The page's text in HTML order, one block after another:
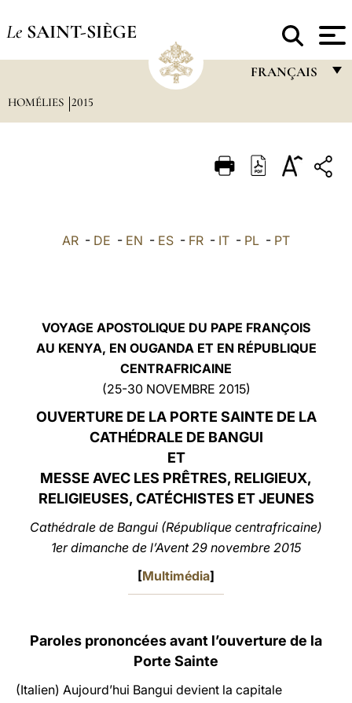
Le SAINT-SIÈGE
FRANÇAIS
ITALIANO
中文
HOMÉLIES 2015
AR - DE - EN - ES - FR - IT - PL - PT
VOYAGE APOSTOLIQUE DU PAPE FRANÇOIS
AU KENYA, EN OUGANDA ET EN RÉPUBLIQUE
CENTRAFRICAINE
(25-30 NOVEMBRE 2015)
OUVERTURE DE LA PORTE SAINTE DE LA
CATHÉDRALE DE BANGUI
ET
MESSE AVEC LES PRÊTRES, RELIGIEUX,
RELIGIEUSES, CATÉCHISTES ET JEUNES
Cathédrale de Bangui (République centrafricaine)
1er dimanche de l’Avent 29 novembre 2015
[Multimédia]
Paroles prononcées avant l’ouverture de la
Porte Sainte
(Italien) Aujourd’hui Bangui devient la capitale